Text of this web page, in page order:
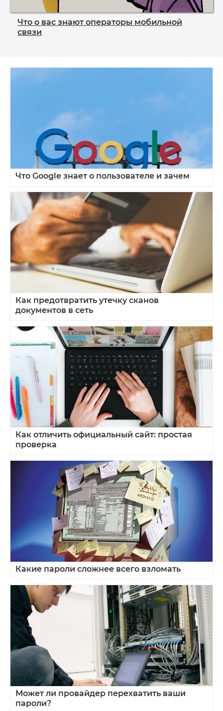
Что о вас знают операторы мобильной
связи
Что Google знает о пользователе и зачем
Как предотвратить утечку сканов
документов в сеть
Как отличить официальный сайт: простая
проверка
Какие пароли сложнее всего взломать
Может ли провайдер перехватить ваши
пароли?